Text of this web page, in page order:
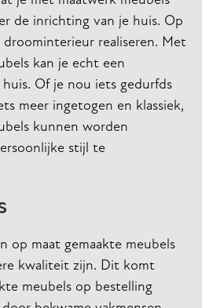
de inrichting van je huis. Op
realiseren. Met
kan je echt een
Of je nou iets gedurfds
meer ingetogen en klassiek,
kunnen worden
stijl te
op maat gemaakte meubels
kwaliteit zijn. Dit komt
meubels op bestelling